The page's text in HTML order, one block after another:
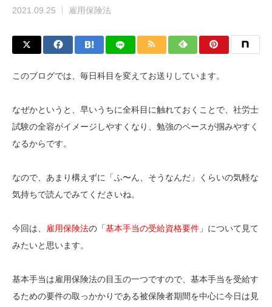
2021.09.25 雇用保険法
このブログでは、毎日科目を変えてお送りしています。
なぜかというと、早いうちに全科目に触れておくことで、社労士
試験の全容がイメージしやすくなり、勉強のペースが掴みやすく
なるからです。
なので、あまり構えずに「ふ〜ん、そうなんだ」くらいの気軽な
気持ちで読んでみてくださいね。
今回は、 雇用保険法の「基本手当の受給資格要件 」について見て
みたいと思います。
基本手当は雇用保険法の目玉の一つですので、基本手当を受給す
るための要件の取っかかりである被保険者期間を中心に今日は見